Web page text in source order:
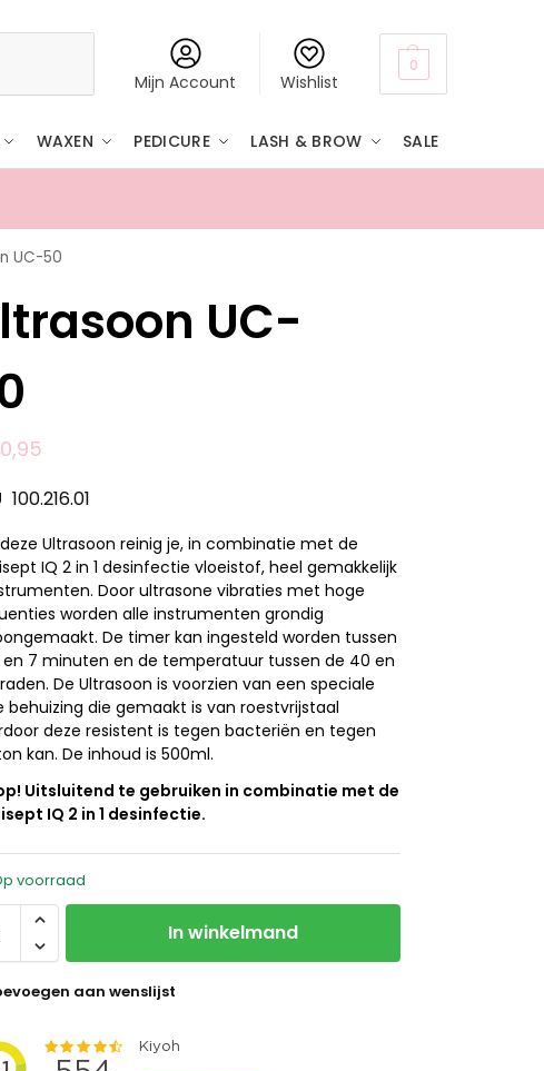
Mijn Account Wishlist
0
WAXEN PEDICURE LASH & BROW SALE
UC-50
UC-
100.216.01
Ultrasoon reinig je, in combinatie met de
IQ 2 in 1 desinfectie vloeistof, heel gemakkelijk
Door ultrasone vibraties met hoge
worden alle instrumenten grondig
De timer kan ingesteld worden tussen
en 7 minuten en de temperatuur tussen de 40 en
De Ultrasoon is voorzien van een speciale
behuizing die gemaakt is van roestvrijstaal
deze resistent is tegen bacteriën en tegen
kan. De inhoud is 500ml.
Uitsluitend te gebruiken in combinatie met de
IQ 2 in 1 desinfectie.
voorraad
In winkelmand
aan wenslijst